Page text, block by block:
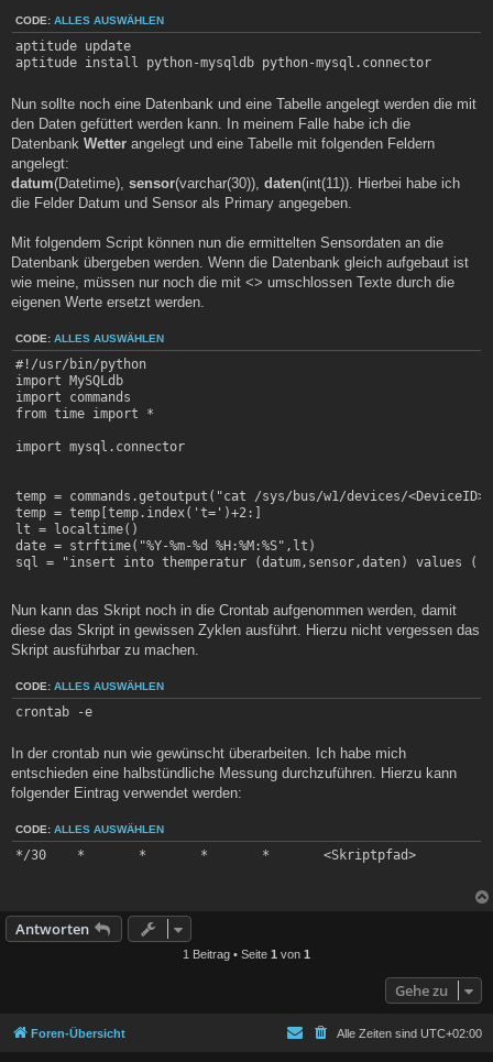
CODE: ALLES AUSWÄHLEN
aptitude update
aptitude install python-mysqldb python-mysql.connector
Nun sollte noch eine Datenbank und eine Tabelle angelegt werden die mit
den Daten gefüttert werden kann. In meinem Falle habe ich die
Datenbank Wetter angelegt und eine Tabelle mit folgenden Feldern
angelegt:
datum(Datetime), sensor(varchar(30)), daten(int(11)). Hierbei habe ich
die Felder Datum und Sensor als Primary angegeben.
Mit folgendem Script können nun die ermittelten Sensordaten an die
Datenbank übergeben werden. Wenn die Datenbank gleich aufgebaut ist
wie meine, müssen nur noch die mit <> umschlossen Texte durch die
eigenen Werte ersetzt werden.
CODE: ALLES AUSWÄHLEN
#!/usr/bin/python
import MySQLdb
import commands
from time import *
import mysql.connector
temp = commands.getoutput("cat /sys/bus/w1/devices/
temp = temp[temp.index('t=')+2:]
lt = localtime()
date = strftime("%Y-%m-%d %H:%M:%S",lt)
sql = "insert into themperatur (datum,sensor,daten) values
cnx = mysql.connector.connect(host="<Hostname_des_MySQL-
cursor = cnx.cursor()
cursor.execute(sql)
emp_no = cursor.lastrowid
cnx.commit()
cursor.close()
Nun kann das Skript noch in die Crontab aufgenommen werden, damit
diese das Skript in gewissen Zyklen ausführt. Hierzu nicht vergessen das
Skript ausführbar zu machen.
CODE: ALLES AUSWÄHLEN
crontab -e
In der crontab nun wie gewünscht überarbeiten. Ich habe mich
entschieden eine halbstündliche Messung durchzuführen. Hierzu kann
folgender Eintrag verwendet werden:
CODE: ALLES AUSWÄHLEN
*/30    *       *       *       *       <Skriptpfad>
Antworten
1 Beitrag • Seite 1 von 1
Gehe zu
Foren-Übersicht Alle Zeiten sind UTC+02:00